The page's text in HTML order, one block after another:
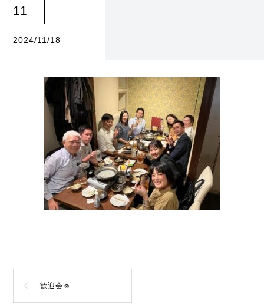
11
2024/11/18
歓迎会☺